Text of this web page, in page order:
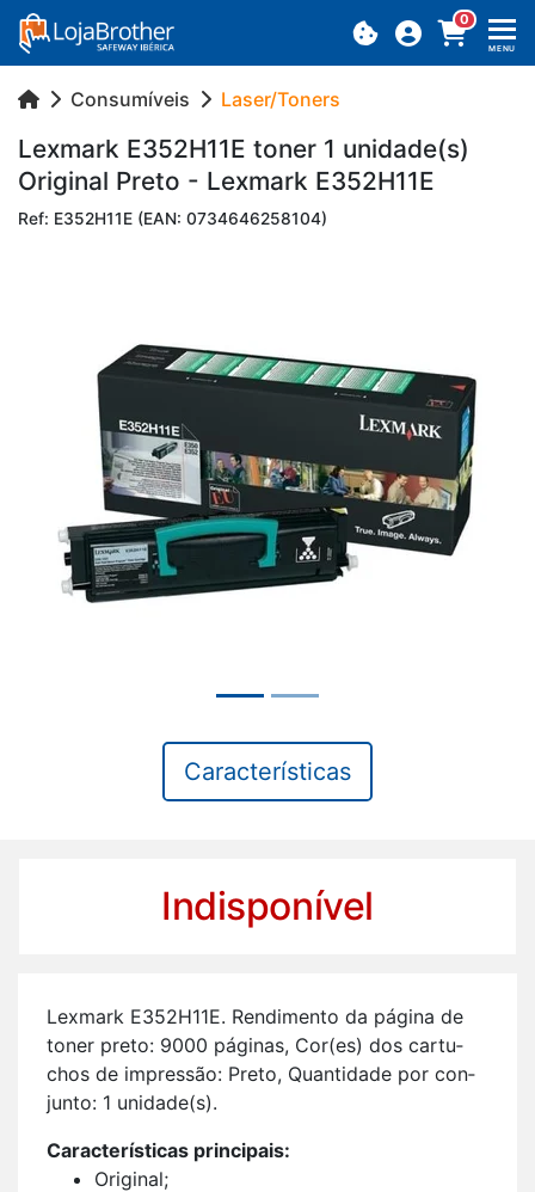
0
MENU
Consumíveis Laser/Toners
Lex­mark E352H11E toner 1 uni­dade(s)
Ori­ginal Preto - Lex­mark E352H11E
Ref: E352H11E (EAN: 0734646258104)
Previous
Características
Indisponível
Lex­mark E352H11E. Ren­di­mento da pá­gina de
toner preto: 9000 pá­ginas, Cor(es) dos car­tu­
chos de im­pressão: Preto, Quan­ti­dade por con­
junto: 1 uni­dade(s).
Ca­rac­te­rís­ticas prin­ci­pais:
Ori­ginal;